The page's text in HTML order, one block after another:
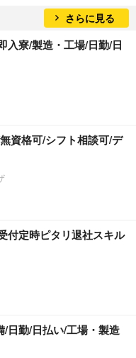
さらに見る
入寮/製造・工場/日勤/日
資格可/シフト相談可/デ
付定時ピタリ退社スキル
/日勤/日払い/工場・製造